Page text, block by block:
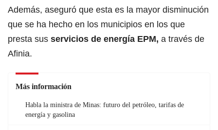
Además, aseguró que esta es la mayor disminución
que se ha hecho en los municipios en los que
presta sus servicios de energía EPM, a través de
Afinia.
Más información
Habla la ministra de Minas: futuro del petróleo, tarifas de
energía y gasolina